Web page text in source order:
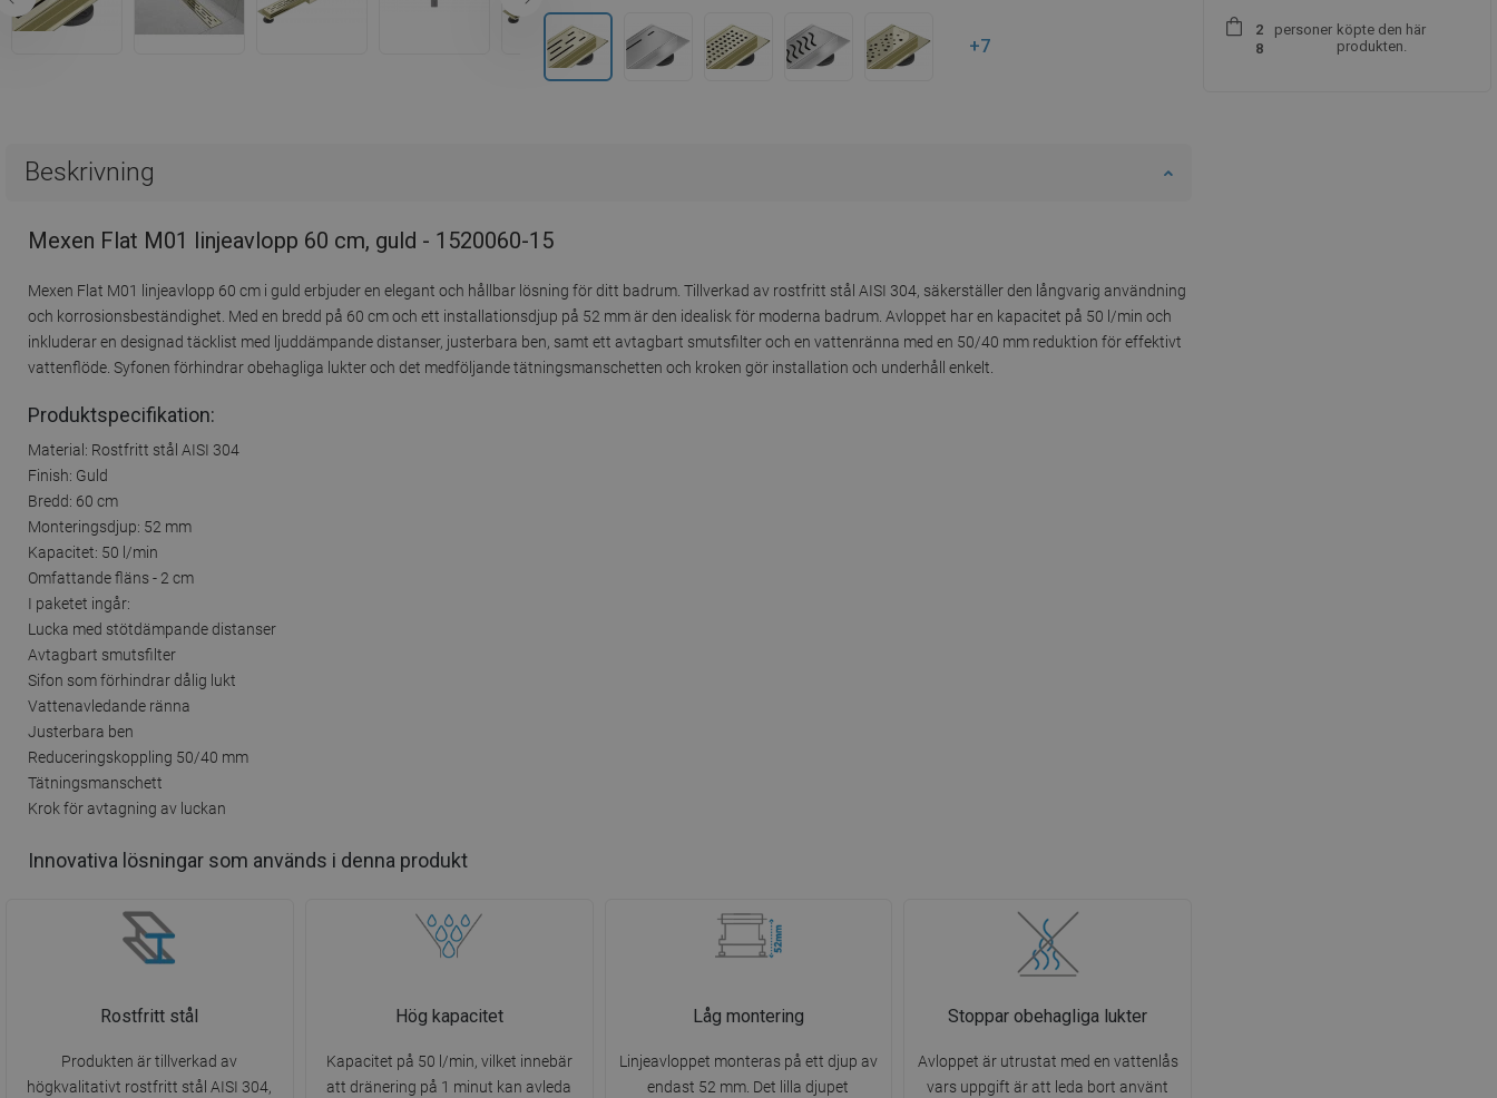
+7
Beskrivning
Mexen Flat M01 linjeavlopp 60 cm, guld - 1520060-15
Mexen Flat M01 linjeavlopp 60 cm i guld erbjuder en elegant och hållbar lösning för ditt badrum. Tillverkad av rostfritt stål AISI 304, säkerställer den långvarig användning
och korrosionsbeständighet. Med en bredd på 60 cm och ett installationsdjup på 52 mm är den idealisk för moderna badrum. Avloppet har en kapacitet på 50 l/min och
inkluderar en designad täcklist med ljuddämpande distanser, justerbara ben, samt ett avtagbart smutsfilter och en vattenränna med en 50/40 mm reduktion för effektivt
vattenflöde. Syfonen förhindrar obehagliga lukter och det medföljande tätningsmanschetten och kroken gör installation och underhåll enkelt.
Produktspecifikation:
Material: Rostfritt stål AISI 304
Finish: Guld
Bredd: 60 cm
Monteringsdjup: 52 mm
Kapacitet: 50 l/min
Omfattande fläns - 2 cm
I paketet ingår:
Lucka med stötdämpande distanser
Avtagbart smutsfilter
Sifon som förhindrar dålig lukt
Vattenavledande ränna
Justerbara ben
Reduceringskoppling 50/40 mm
Tätningsmanschett
Krok för avtagning av luckan
Innovativa lösningar som används i denna produkt
Rostfritt stål
Produkten är tillverkad av
högkvalitativt rostfritt stål AISI 304,
Hög kapacitet
Kapacitet på 50 l/min, vilket innebär
att dränering på 1 minut kan avleda
Låg montering
Linjeavloppet monteras på ett djup av
endast 52 mm. Det lilla djupet
Stoppar obehagliga lukter
Avloppet är utrustat med en vattenlås
vars uppgift är att leda bort använt
2
8
personer köpte den här
produkten.